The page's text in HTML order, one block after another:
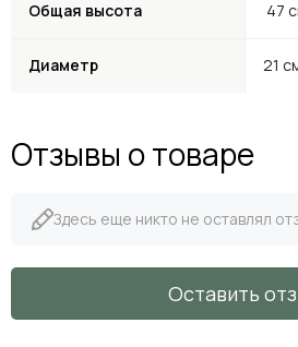
Общая высота 47
Диаметр 21
Отзывы о товаре
Здесь еще никто не оставлял
Оставить